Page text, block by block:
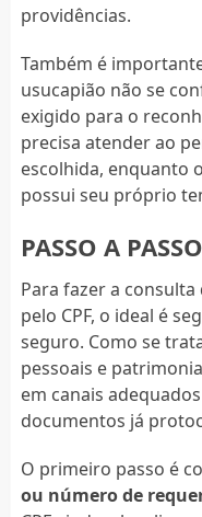
providências.
Também é
usucapião não se
exigido para o
precisa atender ao
escolhida, enquanto
possui seu próprio
PASSO A
Para fazer a
pelo CPF, o ideal é
seguro. Como se
pessoais e
em canais
documentos já
O primeiro passo é
ou número de